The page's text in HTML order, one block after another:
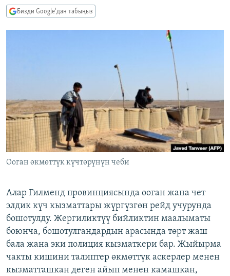
ЫҢГАЙСЫЗ СУРООЛОР
Русский
ЭЕ/АРнун бардык сайттары
Бизди Google'дан табыңыз
Ооган өкмөттүк күчтөрүнүн чеби
Алар Гилменд провинциясында ооган жана чет
элдик күч кызматтары жүргүзгөн рейд учурунда
бошотулду. Жергиликтүү бийликтин маалыматы
боюнча, бошотулгандардын арасында төрт жаш
бала жана эки полиция кызматкери бар. Жыйырма
чакты кишини талиптер өкмөттүк аскерлер менен
кызматташкан деген айып менен камашкан,